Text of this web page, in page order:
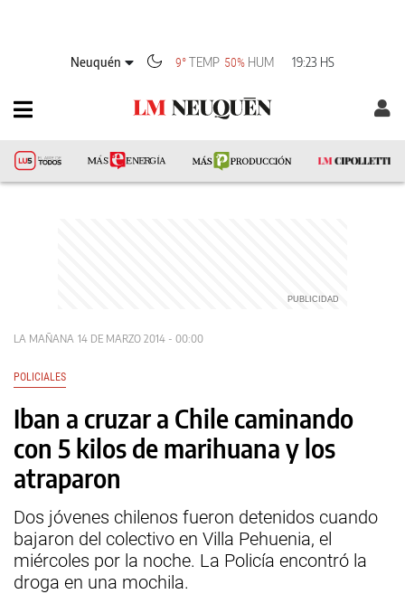
Neuquén 9° TEMP 50% HUM 19:23 HS
LA MAÑANA 14 DE MARZO 2014 - 00:00
POLICIALES
Iban a cruzar a Chile caminando
con 5 kilos de marihuana y los
atraparon
Dos jóvenes chilenos fueron detenidos cuando
bajaron del colectivo en Villa Pehuenia, el
miércoles por la noche. La Policía encontró la
droga en una mochila.